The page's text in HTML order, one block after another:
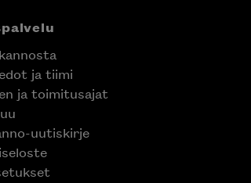
ja tiimi
ja toimitusajat
uutiskirje